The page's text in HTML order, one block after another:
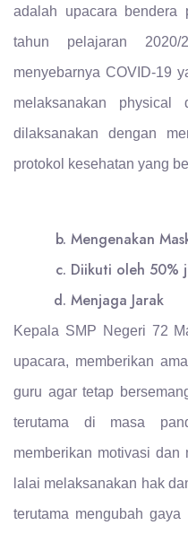
adalah upacara bendera
tahun pelajaran
menyebarnya COVID-19
melaksanakan physical
dilaksanakan dengan
protokol kesehatan yang
Mengenakan
Diikuti oleh 50%
Menjaga Jarak
Kepala SMP Negeri 72
upacara, memberikan
guru agar tetap
terutama di masa
memberikan motivasi
lalai melaksanakan hak
terutama mengubah